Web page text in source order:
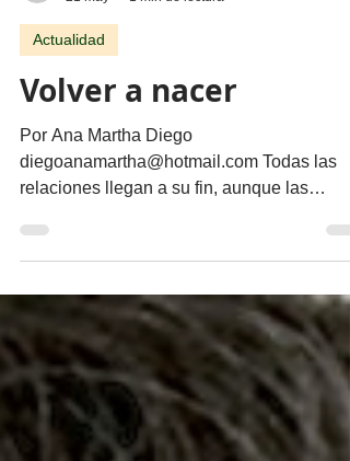
21 may
Actualidad
Volver a nacer
Por Ana Martha Diego
diegoanamartha@hotmail.com Todas las
relaciones llegan a su fin, aunque las
Algunas se merman paulatinamente; otras
rompen con estrépito al caer, pero siempre
rompen un esquema, una forma de
conectarnos y querer. Un te quiero que se
fue de los ‎labios; un adiós que cortó
ayer. Y tenemos que reconstruirnos, que